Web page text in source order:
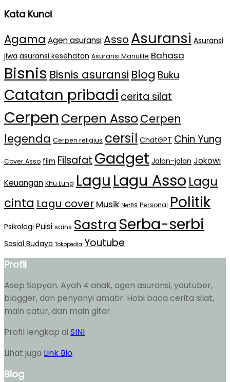
Kata Kunci
Agama Agen asuransiAsso Asuransi Asuransi
jiwa asuransi kesehatan Asuransi Manulife Bahasa
Bisnis Bisnis asuransi Blog Buku
Catatan pribadi cerita silat
Cerpen Cerpen AssoCerpen
legenda Cerpen religius cersil ChatGPT Chin Yung
Cover Asso film Filsafat Gadget Jalan-jalan Jokowi
Keuangan Khu Lung Lagu Lagu Asso Lagu
cinta Lagu cover Musik Net89 Personal Politik
Psikologi Puisi sains SastraSerba-serbi
Sosial Budaya Tokopedia Youtube
Profil
Asep Sopyan. Ayah 4 anak, agen asuransi, youtuber,
blogger, dan penyanyi amatir. Hobi baca cerita silat,
main catur, dan main gitar.
Profil lengkap di SINI
Lihat juga Link Bio.
Blog